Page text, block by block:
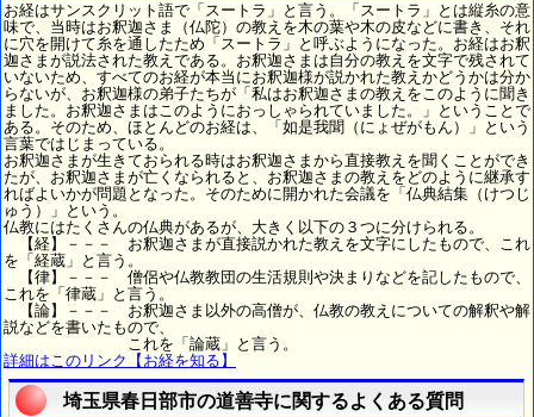
お経はサンスクリット語で「スートラ」と言う。「スートラ」とは縦糸の意
味で、当時はお釈迦さま（仏陀）の教えを木の葉や木の皮などに書き、それ
に穴を開けて糸を通したため「スートラ」と呼ぶようになった。お経はお釈
迦さまが説法された教えである。お釈迦さまは自分の教えを文字で残されて
いないため、すべてのお経が本当にお釈迦様が説かれた教えかどうかは分か
らないが、お釈迦様の弟子たちが「私はお釈迦さまの教えをこのように聞き
ました。お釈迦さまはこのようにおっしゃられていました。」ということで
ある。そのため、ほとんどのお経は、「如是我聞（にょぜがもん）」という
言葉ではじまっている。
お釈迦さまが生きておられる時はお釈迦さまから直接教えを聞くことができ
たが、お釈迦さまが亡くなられると、お釈迦さまの教えをどのように継承す
ればよいかが問題となった。そのために開かれた会議を「仏典結集（けつじ
ゅう）」という。
仏教にはたくさんの仏典があるが、大きく以下の３つに分けられる。
【経】－－－ お釈迦さまが直接説かれた教えを文字にしたもので、これ
を「経蔵」と言う。
【律】－－－ 僧侶や仏教教団の生活規則や決まりなどを記したもので、
これを「律蔵」と言う。
【論】－－－ お釈迦さま以外の高僧が、仏教の教えについての解釈や解
説などを書いたもので、
これを「論蔵」と言う。
詳細はこのリンク【お経を知る】
埼玉県春日部市の道善寺に関するよくある質問